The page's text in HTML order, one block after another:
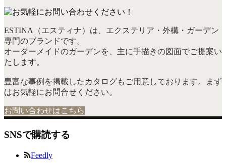
ESTINA（エスティナ）は、エクステリア・外構・ガーデン
専門のブランドです。
オーダーメイドのガーデンを、主に手描きの図面でご提案い
たします。
豊富な事例を掲載したカタログもご用意しております。まず
はお気軽にお問合せください。
お問い合わせはこちら
SNSで購読する
Feedly